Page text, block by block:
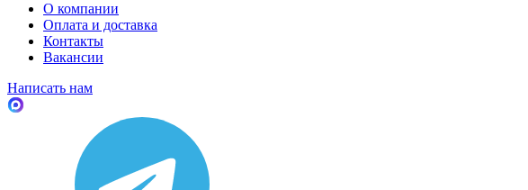
О компании
Оплата и доставка
Контакты
Вакансии
Написать нам